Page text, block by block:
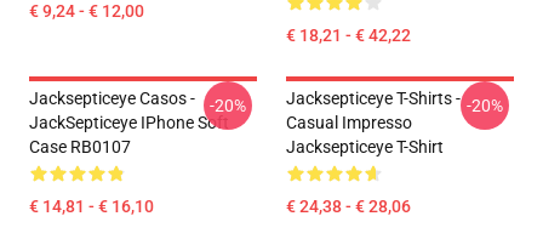
€ 9,24 - € 12,00
€ 18,21 - € 42,22
Jacksepticeye Casos -
JackSepticeye IPhone Soft
Case RB0107
€ 14,81 - € 16,10
-20%
Jacksepticeye T-Shirts -
Casual Impresso
Jacksepticeye T-Shirt
€ 24,38 - € 28,06
-20%